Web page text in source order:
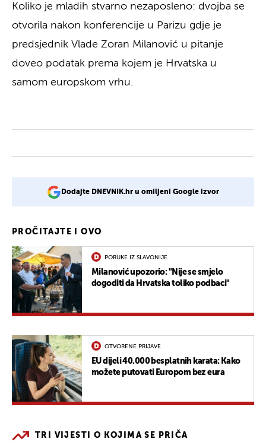
Koliko je mladih stvarno nezaposleno: dvojba se
otvorila nakon konferencije u Parizu gdje je
predsjednik Vlade Zoran Milanović u pitanje
doveo podatak prema kojem je Hrvatska u
samom europskom vrhu.
Dodajte DNEVNIK.hr u omiljeni Google izvor
PROČITAJTE I OVO
PORUKE IZ SLAVONIJE
Milanović upozorio: "Nije se smjelo
dogoditi da Hrvatska toliko podbaci"
OTVORENE PRIJAVE
EU dijeli 40.000 besplatnih karata: Kako
možete putovati Europom bez eura
TRI VIJESTI O KOJIMA SE PRIČA